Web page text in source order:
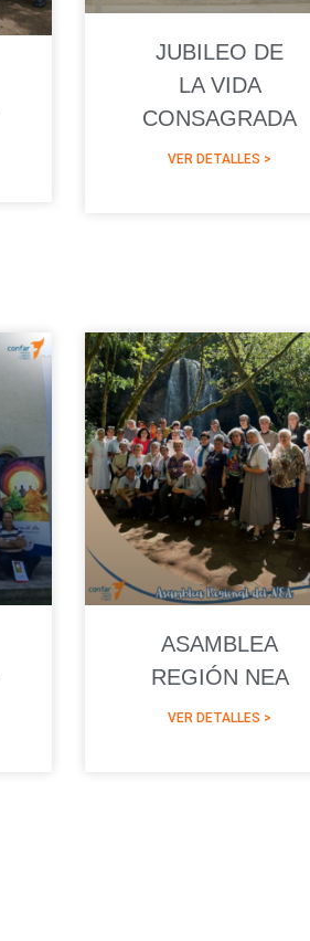
JUBILEO DE
LA VIDA
CONSAGRADA
VER DETALLES >
ASAMBLEA
REGIÓN NEA
VER DETALLES >